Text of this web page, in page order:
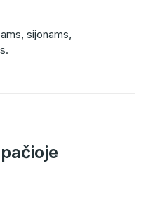
sijonams,